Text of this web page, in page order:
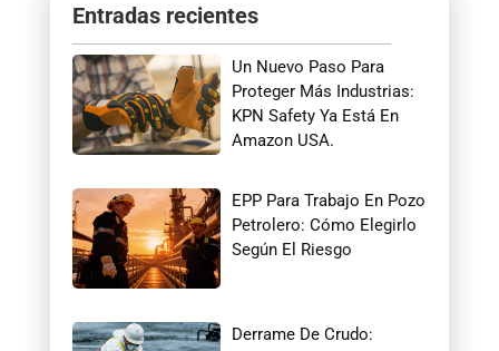
Entradas recientes
Un Nuevo Paso Para
Proteger Más Industrias:
KPN Safety Ya Está En
Amazon USA.
EPP Para Trabajo En Pozo
Petrolero: Cómo Elegirlo
Según El Riesgo
Derrame De Crudo: